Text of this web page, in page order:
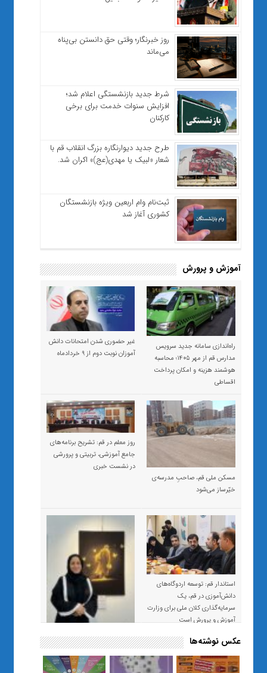
روز خبرنگار؛ وقتی حق دانستن بی‌پناه
می‌ماند
شرط جدید بازنشستگی اعلام شد؛
افزایش سنوات خدمت برای برخی
کارکنان
طرح جدید دیوارنگاره بزرگ انقلاب قم با
شعار «لبیک یا مهدی(عج)» اکران شد.
ثبت‌نام وام اربعین ویژه بازنشستگان
کشوری آغاز شد
آموزش و پرورش
راه‌اندازی سامانه جدید سرویس
مدارس قم از مهر ۱۴۰۵؛ محاسبه
هوشمند هزینه و امکان پرداخت
اقساطی
غیر حضوری شدن امتحانات دانش
آموزان نوبت دوم از ۹ خردادماه
مسکن ملی قم، صاحبِ مدرسه‌ی
خیّرساز می‌شود
روز معلم در قم: تشریح برنامه‌های
جامع آموزشی، تربیتی و پرورشی
در نشست خبری
استاندار قم: توسعه اردوگاه‌های
دانش‌آموزی در قم، یک
سرمایه‌گذاری کلان ملی برای وزارت
آموزش و پرورش است
«صبر و اعتماد؛ روایت معلمی که
نسل Z را از بی‌هدفی به خودباوری
رساند / از یک کلاس ساده در قم تا
عکس نوشته‌ها